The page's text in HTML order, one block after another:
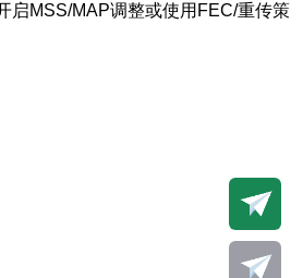
启MSS/MAP调整或使用FEC/重传策